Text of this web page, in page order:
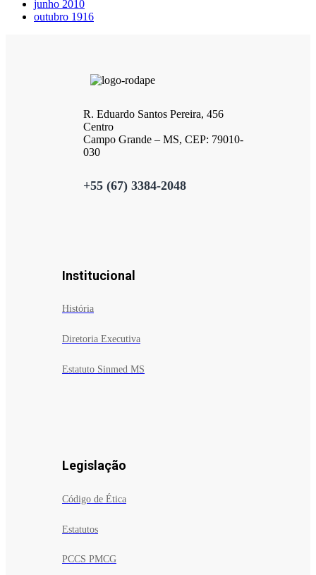
junho 2010
outubro 1916
R. Eduardo Santos Pereira, 456
Centro
Campo Grande – MS, CEP: 79010-
030
+55 (67) 3384-2048
Institucional
História
Diretoria Executiva
Estatuto Sinmed MS
Legislação
Código de Ética
Estatutos
PCCS PMCG